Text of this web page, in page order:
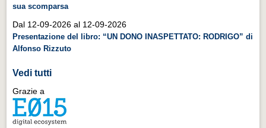
sua scomparsa
Dal 12-09-2026 al 12-09-2026
Presentazione del libro: “UN DONO INASPETTATO: RODRIGO” di
Alfonso Rizzuto
Vedi tutti
Grazie a